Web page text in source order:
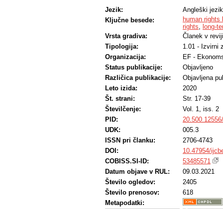
own empirical study.
Jezik:
Angleški jezik
Ključne besede:
human rights
rights, long-
Vrsta gradiva:
Članek v reviji
Tipologija:
1.01 - Izvirni
Organizacija:
EF -
Status publikacije:
Objavljeno
Različica publikacije:
Objavljena
Leto izida:
2020
Št. strani:
Str. 17-39
Številčenje:
Vol. 1, iss. 2
PID:
UDK:
005.3
ISSN pri članku:
2706-4743
DOI:
10.47954/
COBISS.SI-ID:
53485571
Datum objave v RUL:
09.03.2021
Število ogledov:
2405
Število prenosov:
618
Metapodatki: